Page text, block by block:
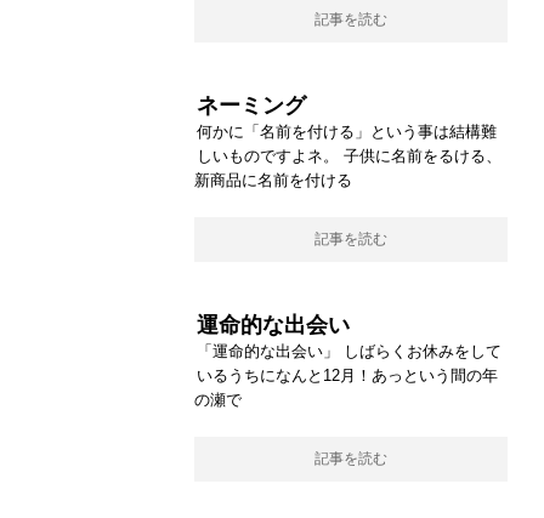
記事を読む
ネーミング
何かに「名前を付ける」という事は結構難
しいものですよネ。 子供に名前をるける、
新商品に名前を付ける
記事を読む
運命的な出会い
「運命的な出会い」 しばらくお休みをして
いるうちになんと12月！あっという間の年
の瀬で
記事を読む